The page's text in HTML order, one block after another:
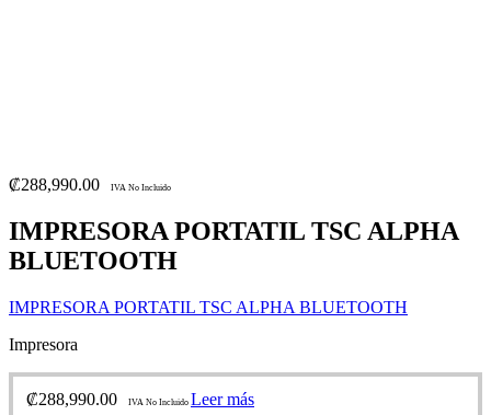
₡288,990.00 IVA No Incluido
IMPRESORA PORTATIL TSC ALPHA
BLUETOOTH
IMPRESORA PORTATIL TSC ALPHA BLUETOOTH
Impresora
₡288,990.00 IVA No Incluido Leer más